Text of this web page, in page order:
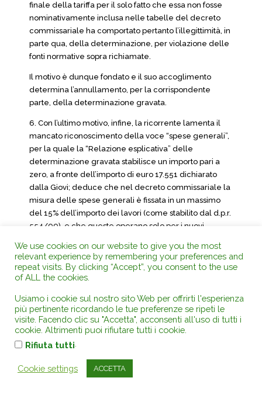
finale della tariffa per il solo fatto che essa non fosse
nominativamente inclusa nelle tabelle del decreto
commissariale ha comportato pertanto l’illegittimità, in
parte qua, della determinazione, per violazione delle
fonti normative sopra richiamate.
Il motivo è dunque fondato e il suo accoglimento
determina l’annullamento, per la corrispondente
parte, della determinazione gravata.
6. Con l’ultimo motivo, infine, la ricorrente lamenta il
mancato riconoscimento della voce “spese generali”,
per la quale la “Relazione esplicativa” delle
determinazione gravata stabilisce un importo pari a
zero, a fronte dell’importo di euro 17.551 dichiarato
dalla Giovi; deduce che nel decreto commissariale la
misura delle spese generali è fissata in un massimo
del 15% dell’importo dei lavori (come stabilito dal d.p.r.
554/99), e che queste operano solo per i nuovi
nuovi impianti, illegittimamente l’atto impugnato
avrebbe disconosciuto gli importi a tale titolo dichiarati.
6.2 La società di revisione evidenziava che “La società
ha inoltre determinato le spese generali per 17.551
migliaia di euro pari al 15% del totale degli
investimenti…”.
6.3 Dalla “Relazione esplicativa” risulta che “Gli uffici,
esaminato il documento allegato al Decreto n.
We use cookies on our website to give you the most
relevant experience by remembering your preferences and
repeat visits. By clicking “Accept”, you consent to the use
of ALL the cookies.
Usiamo i cookie sul nostro sito Web per offrirti l'esperienza
più pertinente ricordando le tue preferenze se ripeti le
visite. Facendo clic su "Accetta", acconsenti all'uso di tutti i
cookie. Altrimenti puoi rifiutare tutti i cookie.
Rifiuta tutti
Cookie settings ACCETTA